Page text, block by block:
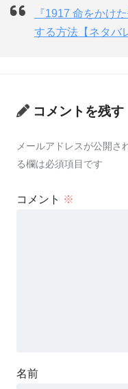
『1917 命をかけ
する方法【ネタバ
コメントを残す
メールアドレスが公開さ
る欄は必須項目です
コメント ※
名前